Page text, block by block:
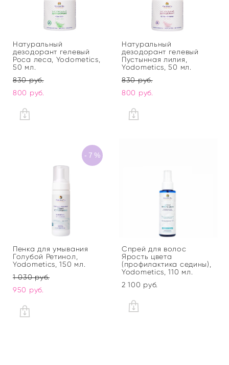
Натуральный
дезодорант гелевый
Роса леса, Yodometics,
50 мл.
830 pуб.
800 pуб.
Натуральный
дезодорант гелевый
Пустынная лилия,
Yodometics, 50 мл.
830 pуб.
800 pуб.
-7%
Пенка для умывания
Голубой Ретинол,
Yodometics, 150 мл.
1 030 pуб.
950 pуб.
Спрей для волос
Ярость цвета
(профилактика седины),
Yodometics, 110 мл.
2 100 pуб.